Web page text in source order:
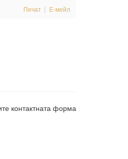
Печат Е-мейл
контактната форма